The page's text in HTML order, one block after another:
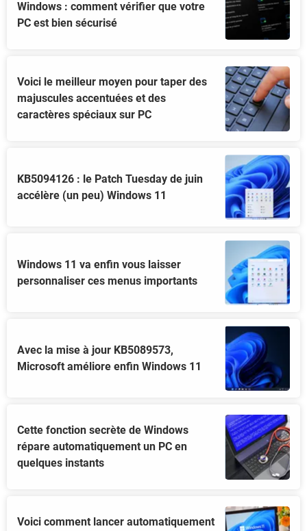
Windows : comment vérifier que votre
PC est bien sécurisé
Voici le meilleur moyen pour taper des
majuscules accentuées et des
caractères spéciaux sur PC
KB5094126 : le Patch Tuesday de juin
accélère (un peu) Windows 11
Windows 11 va enfin vous laisser
personnaliser ces menus importants
Avec la mise à jour KB5089573,
Microsoft améliore enfin Windows 11
Cette fonction secrète de Windows
répare automatiquement un PC en
quelques instants
Voici comment lancer automatiquement